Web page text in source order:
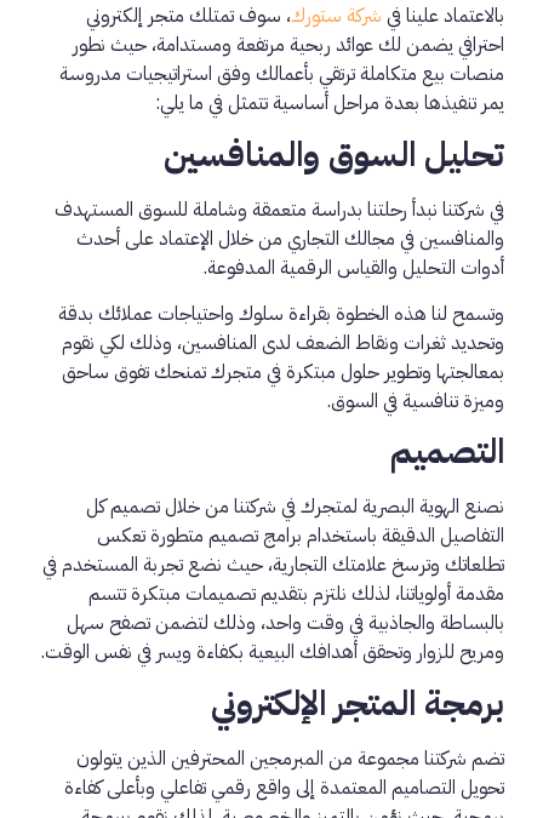
بالاعتماد علينا في شركة ستورك، سوف تمتلك متجر إلكتروني
احترافي يضمن لك عوائد ربحية مرتفعة ومستدامة، حيث نطور
منصات بيع متكاملة ترتقي بأعمالك وفق استراتيجيات مدروسة
يمر تنفيذها بعدة مراحل أساسية تتمثل في ما يلي:
تحليل السوق والمنافسين
في شركتنا نبدأ رحلتنا بدراسة متعمقة وشاملة للسوق المستهدف
والمنافسين في مجالك التجاري من خلال الإعتماد على أحدث
أدوات التحليل والقياس الرقمية المدفوعة.
وتسمح لنا هذه الخطوة بقراءة سلوك واحتياجات عملائك بدقة
وتحديد ثغرات ونقاط الضعف لدى المنافسين، وذلك لكي نقوم
بمعالجتها وتطوير حلول مبتكرة في متجرك تمنحك تفوق ساحق
وميزة تنافسية في السوق.
التصميم
نصنع الهوية البصرية لمتجرك في شركتنا من خلال تصميم كل
التفاصيل الدقيقة باستخدام برامج تصميم متطورة تعكس
تطلعاتك وترسخ علامتك التجارية، حيث نضع تجربة المستخدم في
مقدمة أولوياتنا، لذلك نلتزم بتقديم تصميمات مبتكرة تتسم
بالبساطة والجاذبية في وقت واحد، وذلك لتضمن تصفح سهل
ومريح للزوار وتحقق أهدافك البيعية بكفاءة ويسر في نفس الوقت.
برمجة المتجر الإلكتروني
تضم شركتنا مجموعة من المبرمجين المحترفين الذين يتولون
تحويل التصاميم المعتمدة إلى واقع رقمي تفاعلي وبأعلى كفاءة